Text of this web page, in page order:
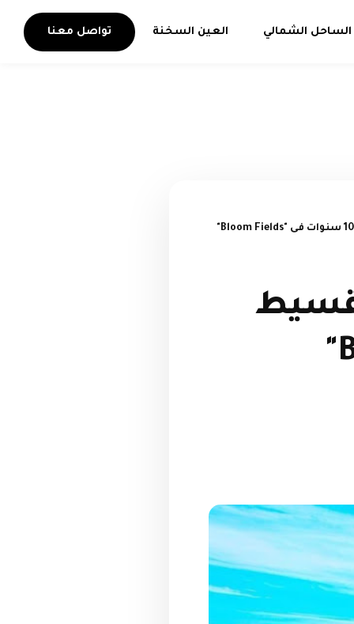
الساحل الشمالي العين السخنة تواصل معنا
شقه للبيع استلام 6 شهور بالتقسيط على 10 سنوات فى "Bloom Fields"
بالتقسيط
على 10 سنوات فى "Bloom Fields"